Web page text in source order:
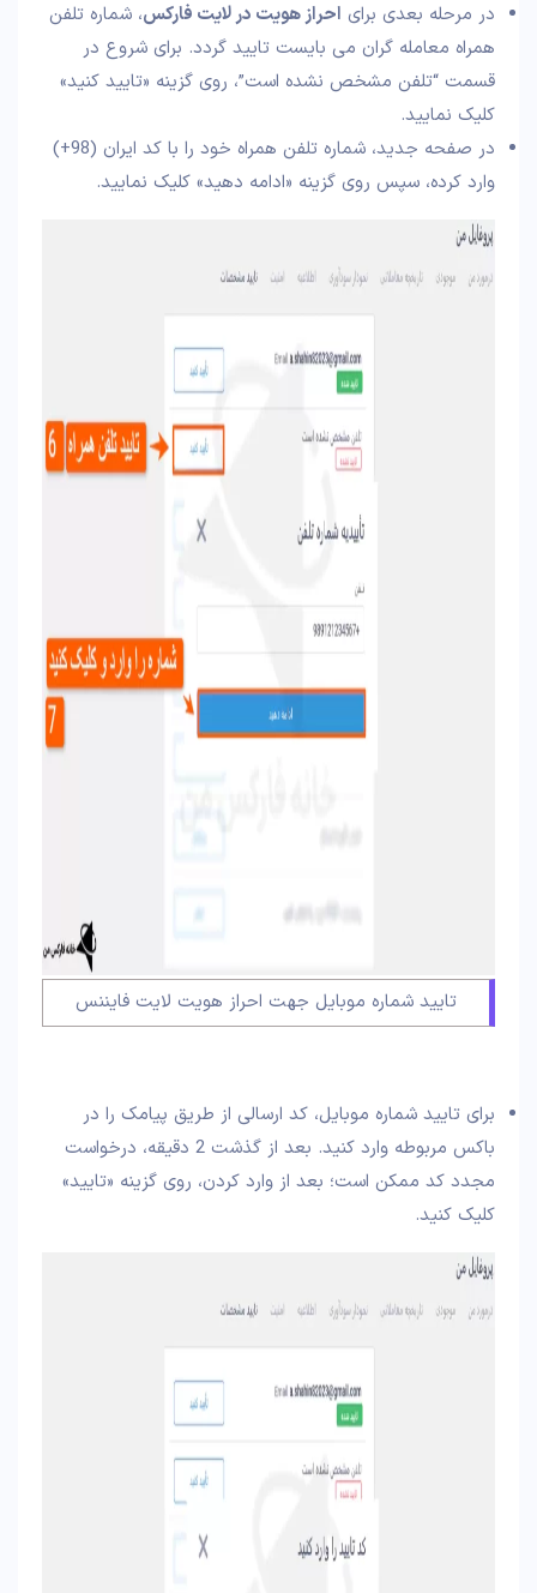
در مرحله بعدی برای احراز هویت در لایت فارکس، شماره تلفن
همراه معامله گران می بایست تایید گردد. برای شروع در
قسمت “تلفن مشخص نشده است”، روی گزینه «تایید کنید»
کلیک نمایید.
در صفحه جدید، شماره تلفن همراه خود را با کد ایران (98+)
وارد کرده، سپس روی گزینه «ادامه دهید» کلیک نمایید.
تایید شماره موبایل جهت احراز هویت لایت فایننس
برای تایید شماره موبایل، کد ارسالی از طریق پیامک را در
باکس مربوطه وارد کنید. بعد از گذشت 2 دقیقه، درخواست
مجدد کد ممکن است؛ بعد از وارد کردن، روی گزینه «تایید»
کلیک کنید.